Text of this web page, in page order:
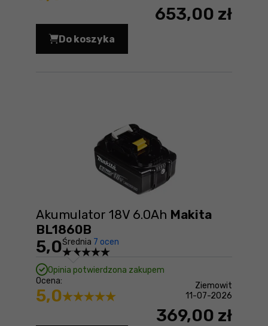
653,00 zł
Do koszyka
Wiertarko-wkrętarka udarowa Makita
Akumulator 18V 6.0Ah Makita
BL1860B
5,0Średnia 7 ocen
Opinia potwierdzona zakupem
Ocena:
5,0
Ziemowit
11-07-2026
369,00 zł